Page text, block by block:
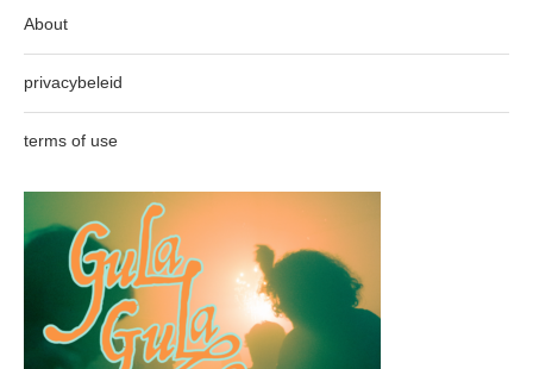
About
privacybeleid
terms of use